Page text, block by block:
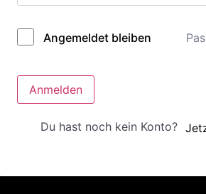
Alternative:
Angemeldet bleiben
Anmelden
Du hast noch kein Konto?